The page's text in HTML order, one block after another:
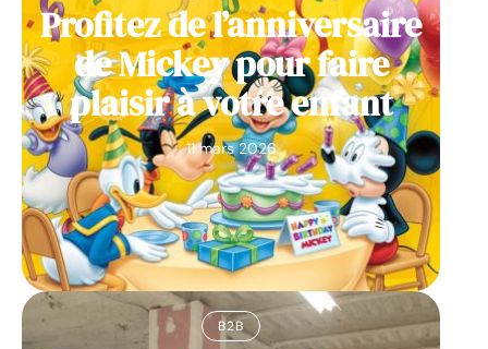
Profitez de l’anniversaire
de Mickey pour faire
plaisir à votre enfant
11 mars 2026
B2B